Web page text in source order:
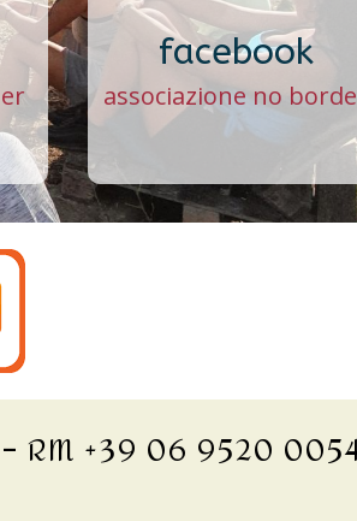
facebook
associazione no
RM +39 06 9520